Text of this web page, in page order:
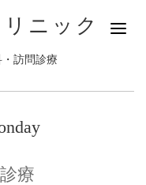
ニック
訪問診療
療